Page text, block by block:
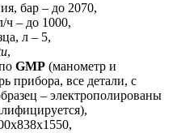
бар – до 2070,
ч – до 1000,
л – 5,
,
GMP (манометр и
прибора, все детали, с
– электрополированы